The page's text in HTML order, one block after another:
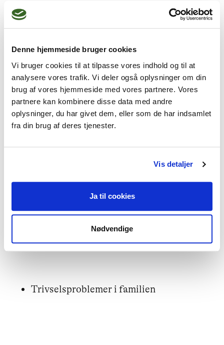
Denne hjemmeside bruger cookies
Vi bruger cookies til at tilpasse vores indhold og til at
analysere vores trafik. Vi deler også oplysninger om din
brug af vores hjemmeside med vores partnere. Vores
partnere kan kombinere disse data med andre
oplysninger, du har givet dem, eller som de har indsamlet
fra din brug af deres tjenester.
Vis detaljer
Ja til cookies
Nødvendige
ADHD, asperger, depression, angst
Sorg: f eks at miste et barn/ en forælder,
skilsmisse
Stress
Trivselsproblemer i familien